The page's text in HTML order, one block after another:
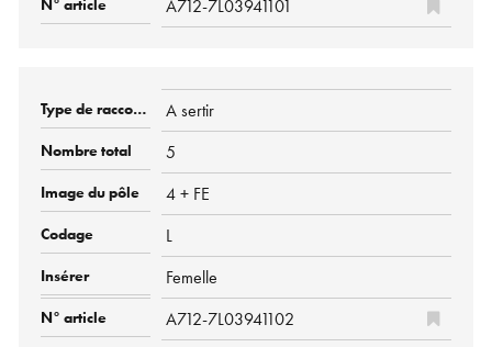
A712-7L03941101
A sertir
5
4 + FE
L
Femelle
A712-7L03941102